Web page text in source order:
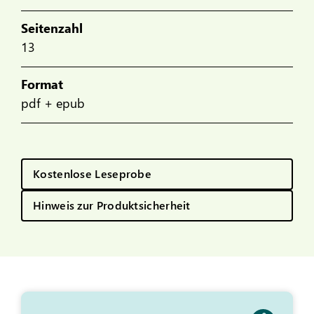
Seitenzahl
13
Format
pdf + epub
Kostenlose Leseprobe
Hinweis zur Produktsicherheit